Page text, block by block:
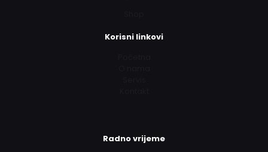
Korisni linkovi
Radno vrijeme